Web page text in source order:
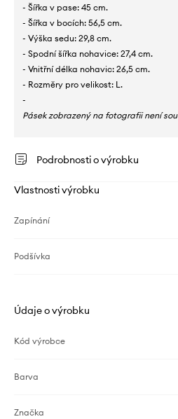
- Šířka v pase: 45 cm.
- Šířka v bocích: 56,5 cm.
- Výška sedu: 29,8 cm.
- Spodní šířka nohavice: 27,4 cm.
- Vnitřní délka nohavic: 26,5 cm.
- Rozměry pro velikost: L.
-
Pásek zobrazený na fotografii není
Podrobnosti o výrobku
Vlastnosti výrobku
Zapínání
Podšívka
Údaje o výrobku
Kód výrobce
Barva
Značka